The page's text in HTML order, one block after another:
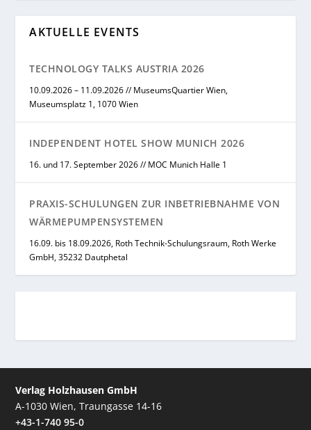
AKTUELLE EVENTS
TECHNOLOGY TALKS AUSTRIA 2026
10.09.2026 – 11.09.2026 // MuseumsQuartier Wien,
Museumsplatz 1, 1070 Wien
INDEPENDENT HOTEL SHOW MUNICH 2026
16. und 17. September 2026 // MOC Munich Halle 1
PRAXIS-SCHULUNGEN ZUR INBETRIEBNAHME VON
WÄRMEPUMPENSYSTEMEN
16.09. bis 18.09.2026, Roth Technik-Schulungsraum, Roth Werke
GmbH, 35232 Dautphetal
Verlag Holzhausen GmbH
A-1030 Wien, Traungasse 14-16
+43-1-740 95-0